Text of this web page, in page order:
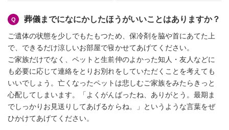
葬儀までになにかしたほうがいいことはありますか？
ご遺体の状態を少しでもたもつため、保冷剤を脇や首にあてた上
で、できるだけ涼しいお部屋で寝かせてあげてください。
ご家族だけでなく、ペットと生前仲のよかった知人・友人などに
も必要に応じて連絡をとりお別れをしていただくことを考えても
いいでしょう。亡くなったペットは悲しむご家族をみたらきっと
心配してしまいます。「よくがんばったね、ありがとう。最期ま
でしっかりお見送りしてあげるからね。」というような言葉をぜ
ひかけてあげてください。